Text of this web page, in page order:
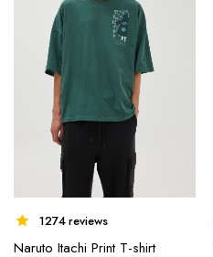
1274 reviews
Naruto Itachi Print T-shirt